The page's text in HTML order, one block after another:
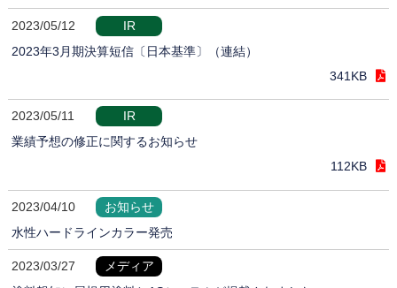
2023/05/12
IR
2023年3月期決算短信〔日本基準〕（連結）
341KB
2023/05/11
IR
業績予想の修正に関するお知らせ
112KB
2023/04/10
お知らせ
水性ハードラインカラー発売
2023/03/27
メディア